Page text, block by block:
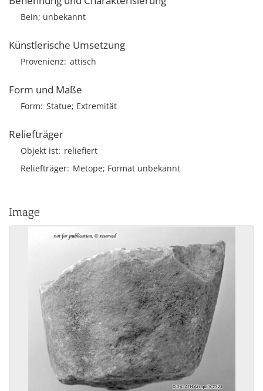
Bein; unbekannt
Künstlerische Umsetzung
Provenienz attisch
Form und Maße
Form Statue; Extremität
Reliefträger
Objekt ist reliefiert
Reliefträger Metope; Format unbekannt
Image